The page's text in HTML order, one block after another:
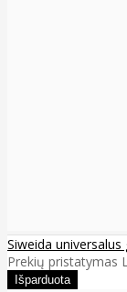
Siweida
Prekių pristatymas